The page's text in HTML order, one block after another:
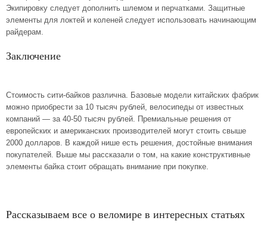
Экипировку следует дополнить шлемом и перчатками. Защитные
элементы для локтей и коленей следует использовать начинающим
райдерам.
Заключение
Стоимость сити-байков различна. Базовые модели китайских фабрик
можно приобрести за 10 тысяч рублей, велосипеды от известных
компаний — за 40-50 тысяч рублей. Премиальные решения от
европейских и американских производителей могут стоить свыше
2000 долларов. В каждой нише есть решения, достойные внимания
покупателей. Выше мы рассказали о том, на какие конструктивные
элементы байка стоит обращать внимание при покупке.
Рассказываем все о веломире в интересных статьях